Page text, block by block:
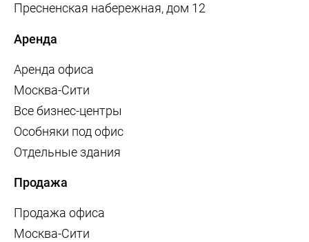
Пресненская набережная, дом 12
Аренда
Аренда офиса
Москва-Сити
Все бизнес-центры
Особняки под офис
Отдельные здания
Продажа
Продажа офиса
Москва-Сити